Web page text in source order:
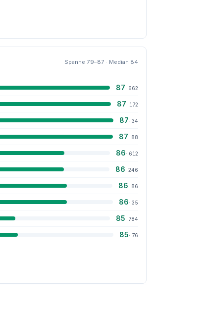
Spanne 79–87 · Median 84
87· 662
87· 172
87· 34
87· 88
86· 612
86· 246
86· 86
86· 35
85· 784
85· 76